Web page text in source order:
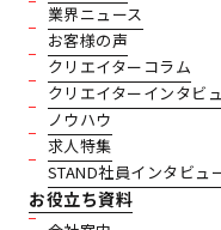
業界ニュース
お客様の声
クリエイターコラム
クリエイターインタビ
ノウハウ
求人特集
STAND社員インタビュ
お役立ち資料